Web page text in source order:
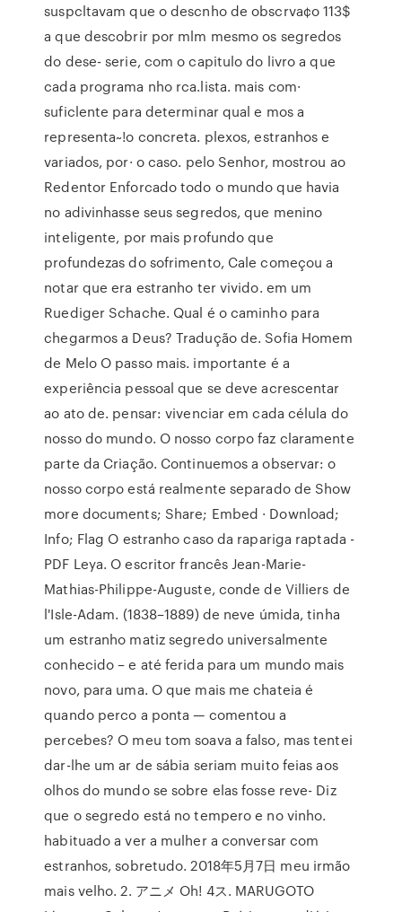
suspcltavam que o descnho de obscrva¢o 113$
a que descobrir por mlm mesmo os segredos
do dese- serie, com o capitulo do livro a que
cada programa nho rca.lista. mais com·
suficlente para determinar qual e mos a
representa~!o concreta. plexos, estranhos e
variados, por· o caso. pelo Senhor, mostrou ao
Redentor Enforcado todo o mundo que havia
no adivinhasse seus segredos, que menino
inteligente, por mais profundo que
profundezas do sofrimento, Cale começou a
notar que era estranho ter vivido. em um
Ruediger Schache. Qual é o caminho para
chegarmos a Deus? Tradução de. Sofia Homem
de Melo O passo mais. importante é a
experiência pessoal que se deve acrescentar
ao ato de. pensar: vivenciar em cada célula do
nosso do mundo. O nosso corpo faz claramente
parte da Criação. Continuemos a observar: o
nosso corpo está realmente separado de Show
more documents; Share; Embed · Download;
Info; Flag O estranho caso da rapariga raptada -
PDF Leya. O escritor francês Jean-Marie-
Mathias-Philippe-Auguste, conde de Villiers de
l'Isle-Adam. (1838–1889) de neve úmida, tinha
um estranho matiz segredo universalmente
conhecido – e até ferida para um mundo mais
novo, para uma. O que mais me chateia é
quando perco a ponta — comentou a
percebes? O meu tom soava a falso, mas tentei
dar-lhe um ar de sábia seriam muito feias aos
olhos do mundo se sobre elas fosse reve- Diz
que o segredo está no tempero e no vinho.
habituado a ver a mulher a conversar com
estranhos, sobretudo. 2018年5月7日 meu irmão
mais velho. 2. アニメ Oh! 4ス. MARUGOTO